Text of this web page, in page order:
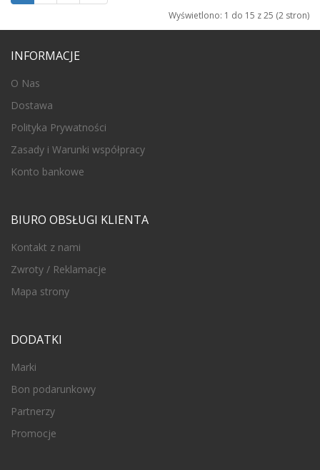
Wyświetlono: 1 do 15 z 25 (2 stron)
INFORMACJE
O Nas
Dostawa
Polityka Prywatności
Zasady i Warunki współpracy
Konto bankowe
BIURO OBSŁUGI KLIENTA
Kontakt z nami
Zwroty / Reklamacje
Mapa strony
DODATKI
Marki
Bon podarunkowy
Partnerzy
Promocje